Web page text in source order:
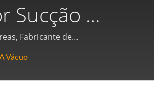
Sucção A
Fabricante de
Vácuo